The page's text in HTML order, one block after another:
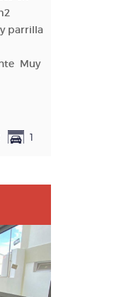
parrilla
Muy
1